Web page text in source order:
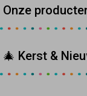
Onze
🎄 Kerst &